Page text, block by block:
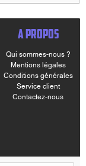
A PROPOS
Qui sommes-nous ?
Mentions légales
Conditions générales
Service client
Contactez-nous